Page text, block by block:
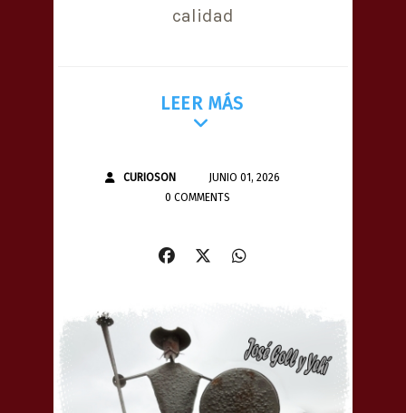
calidad
LEER MÁS
CURIOSON
JUNIO 01, 2026
0 COMMENTS